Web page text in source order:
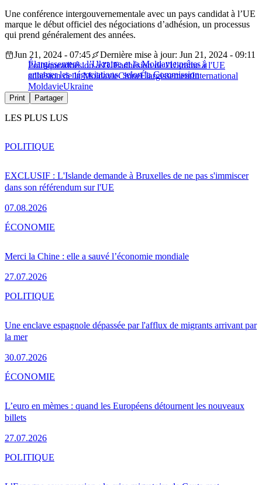
Une conférence intergouvernementale avec un pays candidat à l’UE
marque le début officiel des négociations d’adhésion, un processus
qui prend généralement des années.
Élargissement : l’Ukraine et la Moldavie prêtes à
entamer les négociations, selon la Commission
Jun 21, 2024 - 07:45
Dernière mise à jour: Jun 21, 2024 - 09:11
Politiqueadhésion à l'UEadhésion de l'Ukraine à l'UE
adhésion de la MoldavieChineÉlargissementInternational
MoldavieUkraine
Print Partager
LES PLUS LUS
EXCLUSIF : L'Islande demande à Bruxelles de ne pas s'immiscer
dans son référendum sur l'UE
07.08.2026
POLITIQUE
Merci la Chine : elle a sauvé l’économie mondiale
27.07.2026
ÉCONOMIE
Une enclave espagnole dépassée par l'afflux de migrants arrivant par
la mer
30.07.2026
POLITIQUE
L’euro en mèmes : quand les Européens détournent les nouveaux
billets
27.07.2026
ÉCONOMIE
POLITIQUE